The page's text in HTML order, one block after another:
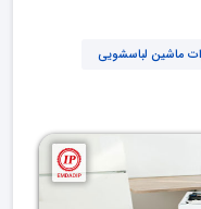
ماشین لباسشویی